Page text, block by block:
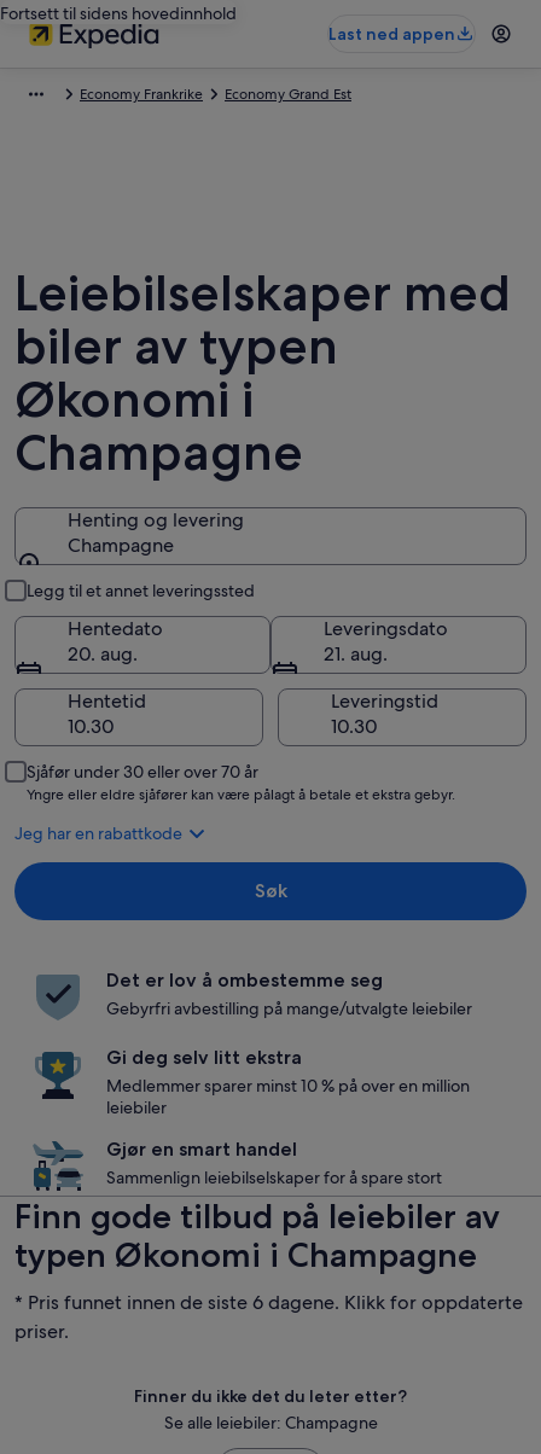
Fortsett til sidens hovedinnhold
Last ned appen
Economy Frankrike Economy Grand Est
Leiebilselskaper med
biler av typen
Økonomi i
Champagne
Henting og levering
Champagne
Legg til et annet leveringssted
Hentedato
20. aug.
Leveringsdato
21. aug.
Hentetid
Leveringstid
Sjåfør under 30 eller over 70 år
Yngre eller eldre sjåfører kan være pålagt å betale et ekstra gebyr.
Jeg har en rabattkode
Søk
Det er lov å ombestemme seg
Gebyrfri avbestilling på mange/utvalgte leiebiler
Gi deg selv litt ekstra
Medlemmer sparer minst 10 % på over en million
leiebiler
Gjør en smart handel
Sammenlign leiebilselskaper for å spare stort
Finn gode tilbud på leiebiler av
typen Økonomi i Champagne
* Pris funnet innen de siste 6 dagene. Klikk for oppdaterte
priser.
Finner du ikke det du leter etter?
Se alle leiebiler: Champagne